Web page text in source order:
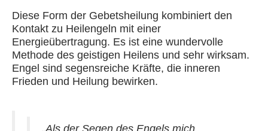
Diese Form der Gebetsheilung kombiniert den
Kontakt zu Heilengeln mit einer
Energieübertragung. Es ist eine wundervolle
Methode des geistigen Heilens und sehr wirksam.
Engel sind segensreiche Kräfte, die inneren
Frieden und Heilung bewirken.